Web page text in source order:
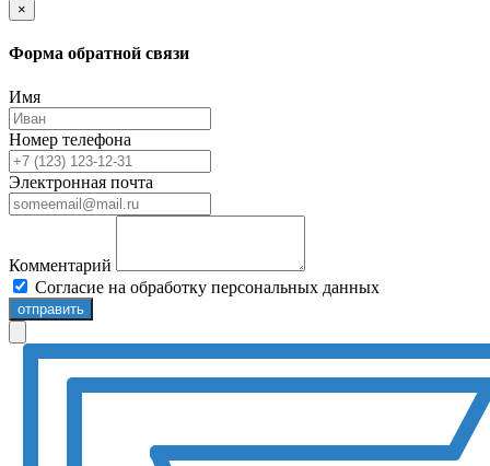
×
Форма обратной связи
Имя
Номер телефона
Электронная почта
Комментарий
Согласие на обработку персональных данных
отправить